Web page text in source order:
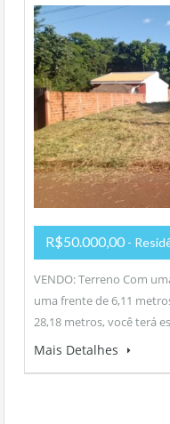
R$50.000,00 -
VENDO: Terreno Com
uma frente de 6,11
28,18 metros, você terá
Mais Detalhes